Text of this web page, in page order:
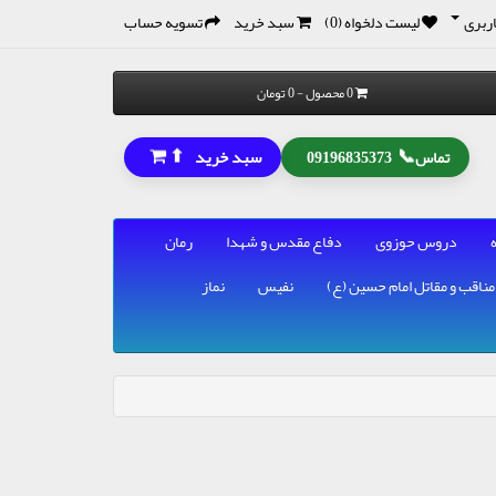
لیست دلخواه (0) سبد خرید تسویه حساب
0 محصول - 0 تومان
تماس📞
09196835373 سبد خرید ⬆
دروس حوزوی دفاع مقدس و شهدا
رمان
مناقب و مقاتل امام حسین (ع) نفیس
نماز